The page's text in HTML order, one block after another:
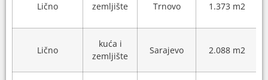
Lično zemljište Trnovo 1.373 m2
Lično
kuća i
zemljište
Sarajevo 2.088 m2